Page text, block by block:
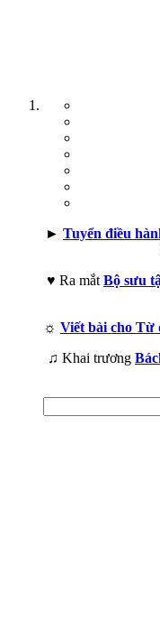
► Tuyển điều
♥ Ra mắt Bộ sưu
☼ Viết bài cho Từ
♫ Khai trương